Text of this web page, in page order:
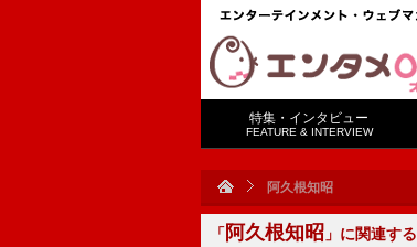
特集・インタビュー
FEATURE & INTERVIEW
阿久根知昭
「 阿久根知昭 」に関連する